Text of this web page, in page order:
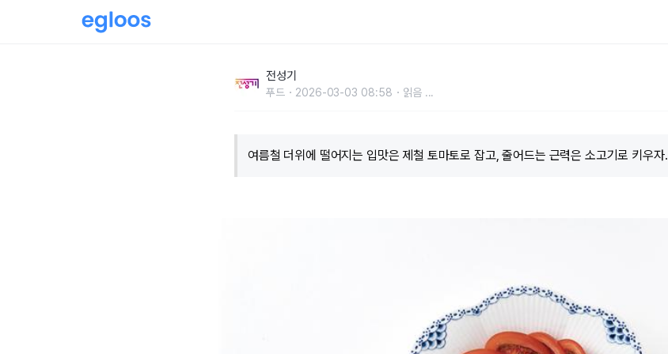
전성기
푸드 2026-03-03 08:58 읽음 ...
여름철 더위에 떨어지는 입맛은 제철 토마토로 잡고, 줄어드는 근력은 소고기로 키우자.